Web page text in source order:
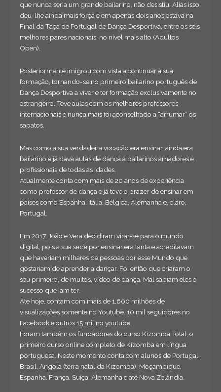
que nunca seria um grande bailarino, não desistiu. Aliás isso
deu-lhe ainda mais força e em apenas dois anos estava na
Final da Taça de Portugal de Dança Desportiva, entre os seis
melhores pares nacionais, no nível mais alto (Adultos
Open).
Posteriormente imigrou com vista a continuar a sua
formação, tornando-se no primeiro bailarino português de
Dança Desportiva a viver e ter formação exclusivamente no
estrangeiro. Teve aulas com os melhores professores
internacionais e nunca mais foi aconselhado a “arrumar” os
sapatos.
Mas como a sua verdadeira vocação era ensinar, ainda era
bailarino e já dava aulas de dança a bailarinos amadores e
profissionais de todas as idades.
Atualmente conta com mais de 20 anos de experiência
como professor de dança e já teve o prazer de ensinar em
países como Espanha, Itália, Bélgica, Alemanha e, claro,
Portugal.
Em 2017, João e Vera decidiram virar-se para o mundo
digital, pois a sua sede por ensinar era tanta e acreditavam
que haveriam milhares de pessoas por esse Mundo que
gostariam de aprender a dançar. Foi então que criaram o
seu primeiro, de muitos, vídeo de dança. Mal sabiam eles o
sucesso que iam ter.
Até hoje, contam com mais de 1,600 milhões de
visualizações somente no Youtube. 10 mil seguidores no
Facebook e outros 15 mil no youtube.
Foram também os fundadores do curso Kizomba Total, o
primeiro curso online completo de Kizomba em língua
portuguesa. Neste momento conta com alunos de Portugal,
Brasil, Angola (terra natal da Kizomba), Moçambique,
Espanha, França, Suíça, Alemanha e até Nova Zelândia.